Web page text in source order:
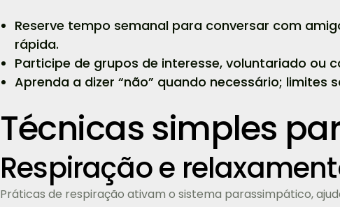
Reserve tempo semanal para conversar com
rápida.
Participe de grupos de interesse, voluntariado ou
Aprenda a dizer “não” quando necessário;
Técnicas simples
Respiração e
Práticas de respiração ativam o sistema parassimpático,